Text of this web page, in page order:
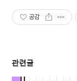
공감
관련글